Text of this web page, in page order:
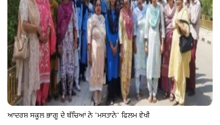
ਆਦਰਸ਼ ਸਕੂਲ ਭਾਗੂ ਦੇ ਬੱਚਿਆਂ ਨੇ 'ਮਸਤਾਨੇ' ਫਿਲਮ ਵੇਖੀ